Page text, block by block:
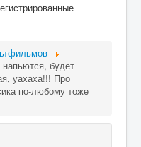
будет
уахаха!!! Про
по-любому тоже